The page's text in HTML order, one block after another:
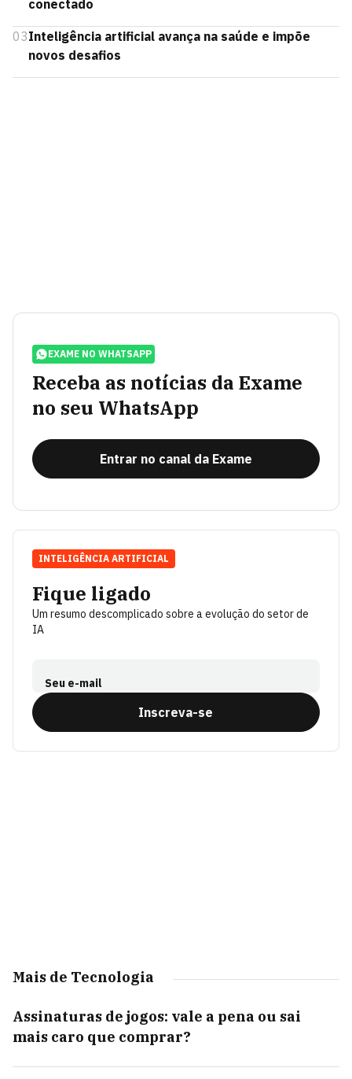
conectado
03Inteligência artificial avança na saúde e impõe
novos desafios
EXAME NO WHATSAPP
Receba as notícias da Exame
no seu WhatsApp
Entrar no canal da Exame
Fique ligado
Um resumo descomplicado sobre a evolução do setor de
IA
Seu e-mail
Inscreva-se
INTELIGÊNCIA ARTIFICIAL
Mais de Tecnologia
Assinaturas de jogos: vale a pena ou sai
mais caro que comprar?